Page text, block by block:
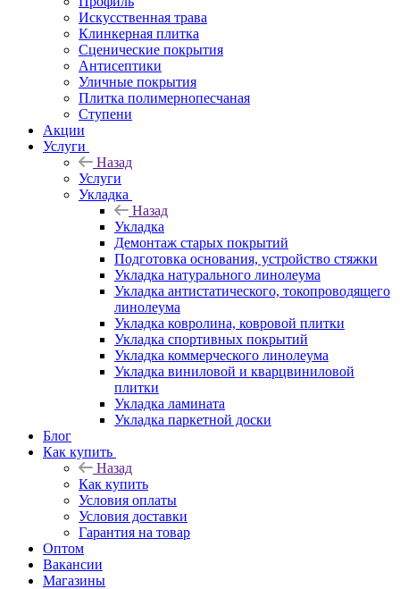
Искусственная трава
Клинкерная плитка
Сценические покрытия
Антисептики
Уличные покрытия
Плитка полимернопесчаная
Ступени
Акции
Услуги
Назад
Услуги
Укладка
Назад
Укладка
Демонтаж старых покрытий
Подготовка основания, устройство стяжки
Укладка натурального линолеума
Укладка антистатического, токопроводящего
линолеума
Укладка ковролина, ковровой плитки
Укладка спортивных покрытий
Укладка коммерческого линолеума
Укладка виниловой и кварцвиниловой
плитки
Укладка ламината
Укладка паркетной доски
Блог
Как купить
Назад
Как купить
Условия оплаты
Условия доставки
Гарантия на товар
Оптом
Вакансии
Магазины